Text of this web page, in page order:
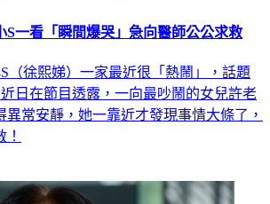
S一看「瞬間爆哭」急向醫師公公求救
（徐熙娣）一家最近很「熱鬧」，話題
日在節目透露，一向最吵鬧的女兒許老
異常安靜，她一靠近才發現事情大條了，